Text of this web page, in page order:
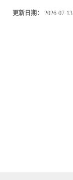
更新日期： 2026-07-13